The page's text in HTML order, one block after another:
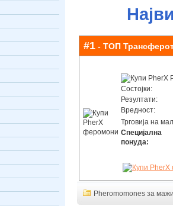
#1 - ТОП
Состојки:
Резултати:
Вредност:
Трговија на
Специјална
понуда:
Pheromomones за